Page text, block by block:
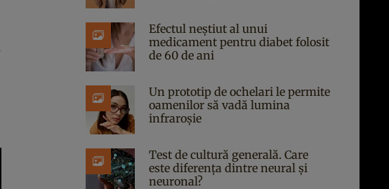
Efectul neștiut al unui
medicament pentru diabet folosit
de 60 de ani
Un prototip de ochelari le permite
oamenilor să vadă lumina
infraroșie
Test de cultură generală. Care
este diferența dintre neural și
neuronal?